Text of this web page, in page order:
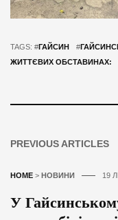
TAGS: #ГАЙСИН #
ЖИТТЄВИХ ОБСТАВИНАХ:
PREVIOUS ARTICLES
HOME > НОВИНИ 19
У